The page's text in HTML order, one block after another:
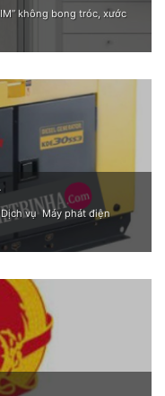
không bong tróc, xước
vụ Máy phát điện